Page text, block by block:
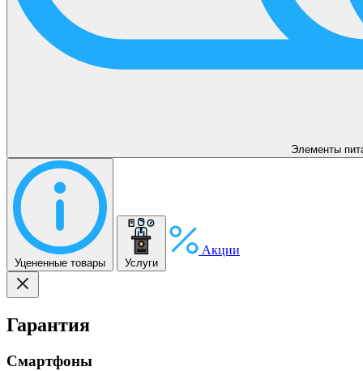
Элементы
Уцененные товары Услуги
Акции
Гарантия
Смартфоны